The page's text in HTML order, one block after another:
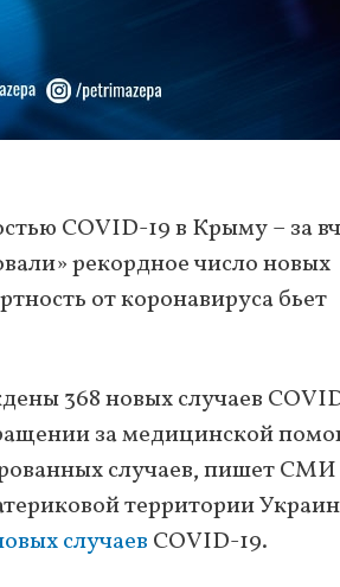
COVID-19 в Крыму – за
рекордное число новых
от коронавируса бьет
368 новых случаев
за медицинской
случаев, пишет СМИ
территории
случаев COVID-19.